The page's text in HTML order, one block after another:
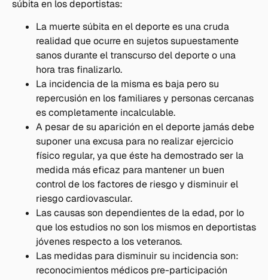
súbita en los deportistas:
La muerte súbita en el deporte es una cruda
realidad que ocurre en sujetos supuestamente
sanos durante el transcurso del deporte o una
hora tras finalizarlo.
La incidencia de la misma es baja pero su
repercusión en los familiares y personas cercanas
es completamente incalculable.
A pesar de su aparición en el deporte jamás debe
suponer una excusa para no realizar ejercicio
físico regular, ya que éste ha demostrado ser la
medida más eficaz para mantener un buen
control de los factores de riesgo y disminuir el
riesgo cardiovascular.
Las causas son dependientes de la edad, por lo
que los estudios no son los mismos en deportistas
jóvenes respecto a los veteranos.
Las medidas para disminuir su incidencia son:
reconocimientos médicos pre-participación